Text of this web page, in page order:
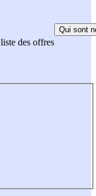
des offres
Qui sont